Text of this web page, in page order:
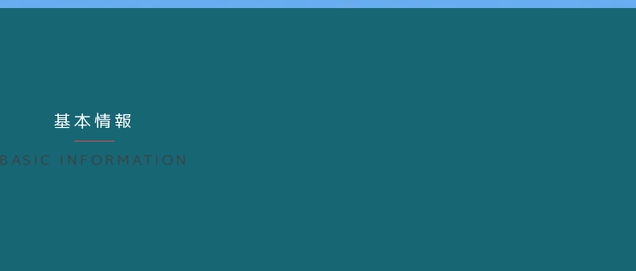
基本情報
BASIC INFORMATION